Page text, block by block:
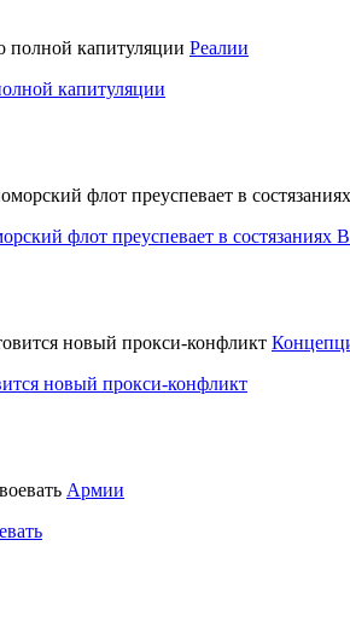
Реалии
капитуляции
флот преуспевает в состязаниях
новый прокси-конфликт
Армии